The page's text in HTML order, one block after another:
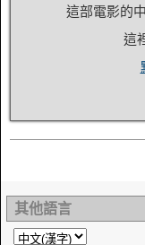
這部電影的
這
其他語言